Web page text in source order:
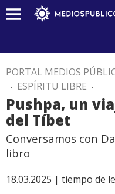
PORTAL MEDIOS
. ESPÍRITU LIBRE .
Pushpa, un
del Tíbet
Conversamos con
libro
18.03.2025 | tiempo de